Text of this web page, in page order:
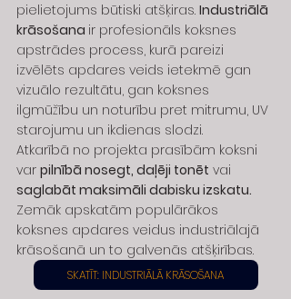
pielietojums būtiski atšķiras. Industriālā
krāsošana ir profesionāls koksnes
apstrādes process, kurā pareizi
izvēlēts apdares veids ietekmē gan
vizuālo rezultātu, gan koksnes
ilgmūžību un noturību pret mitrumu, UV
starojumu un ikdienas slodzi.
Atkarībā no projekta prasībām koksni
var pilnībā nosegt, daļēji tonēt vai
saglabāt maksimāli dabisku izskatu.
Zemāk apskatām populārākos
koksnes apdares veidus industriālajā
krāsošanā un to galvenās atšķirības.
SKATĪT: INDUSTRIĀLĀ KRĀSOŠANA